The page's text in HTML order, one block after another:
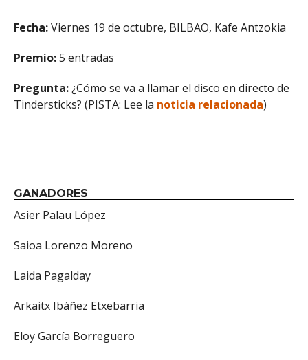
Fecha:Viernes 19 de octubre, BILBAO, Kafe Antzokia
Premio:5 entradas
Pregunta:¿Cómo se va a llamar el disco en directo de
Tindersticks? (PISTA: Lee la noticia relacionada)
GANADORES
Asier Palau López
Saioa Lorenzo Moreno
Laida Pagalday
Arkaitx Ibáñez Etxebarria
Eloy García Borreguero